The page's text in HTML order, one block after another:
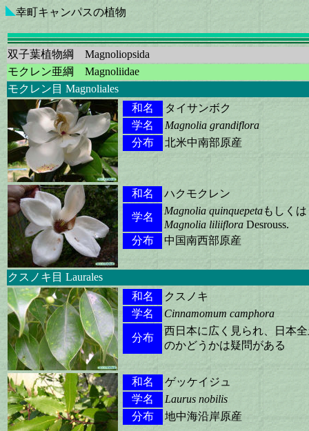
幸町キャンパスの植物
双子葉植物綱 Magnoliopsida
モクレン亜綱 Magnoliidae
モクレン目 Magnoliales
和名
タイサンボク
学名
Magnolia grandiflora
分布
北米中南部原産
和名
ハクモクレン
学名
Magnolia quinquepetaもしくは
Magnolia liliiflora Desrouss.
分布
中国南西部原産
クスノキ目 Laurales
和名
クスノキ
学名
Cinnamomum camphora
分布
西日本に広く見られ、日本
のかどうかは疑問がある
和名
ゲッケイジュ
学名
Laurus nobilis
分布
地中海沿岸原産